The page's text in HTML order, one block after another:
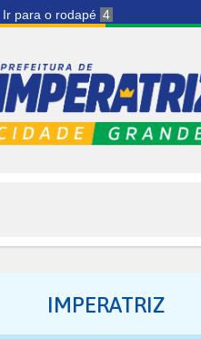
Ir para o rodapé 4
IMPERATRIZ